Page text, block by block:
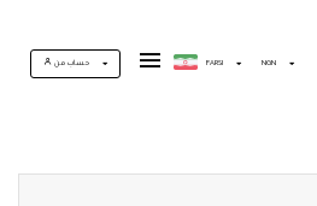
NGN
FARSI حساب من